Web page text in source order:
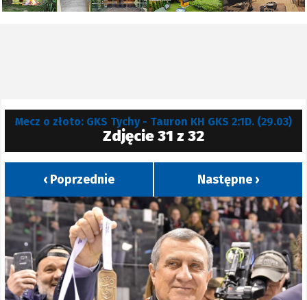
Mecz o złoto: GKS Tychy - Tauron KH GKS 2:1D. (29.03)
Zdjęcie 31 z 32
‹ Poprzednie Następne ›